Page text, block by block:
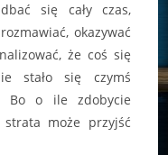
dbać się cały czas,
rozmawiać, okazywać
że coś się
stało się czymś
Bo o ile zdobycie
może przyjść